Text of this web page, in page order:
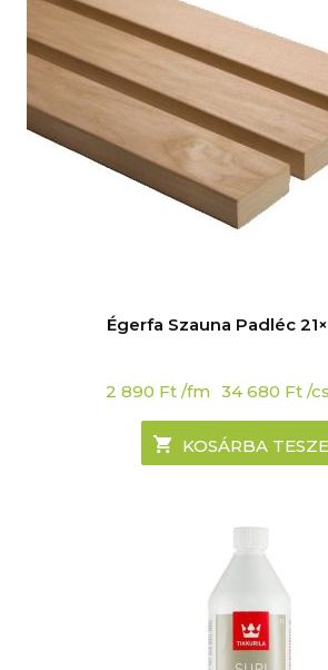
Égerfa Szauna Padléc
2 890 Ft /fm 34 680 Ft /
KOSÁRBA